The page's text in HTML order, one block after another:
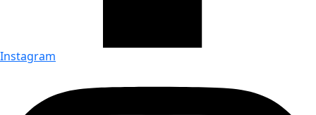
Instagram